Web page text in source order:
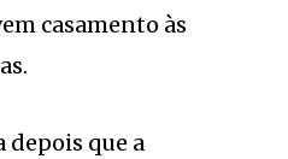
casamento às
depois que a